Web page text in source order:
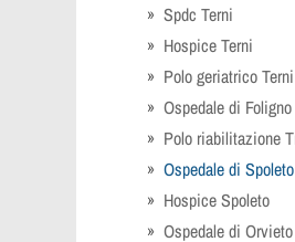
Spdc Terni
Hospice Terni
Polo geriatrico Terni
Ospedale di Foligno
Polo riabilitazione
Ospedale di Spoleto
Hospice Spoleto
Ospedale di Orvieto